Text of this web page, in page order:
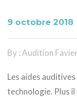
9 octobre 2018
By : Audition Favier
Les aides
technologie. Plus il